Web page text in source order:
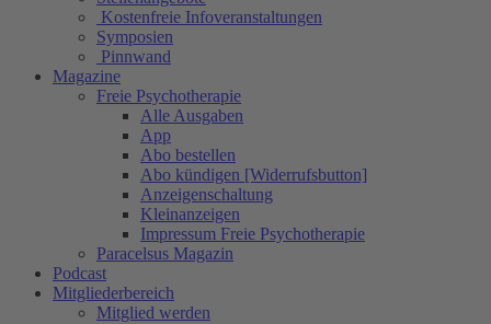
Kostenfreie Infoveranstaltungen
Symposien
Pinnwand
Magazine
Freie Psychotherapie
Alle Ausgaben
App
Abo bestellen
Abo kündigen [Widerrufsbutton]
Anzeigenschaltung
Kleinanzeigen
Impressum Freie Psychotherapie
Paracelsus Magazin
Podcast
Mitgliederbereich
Mitglied werden